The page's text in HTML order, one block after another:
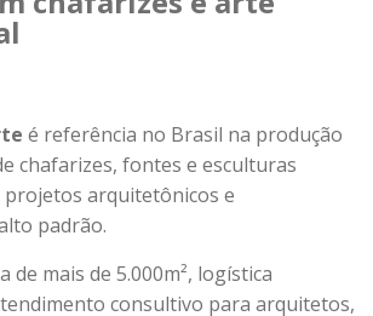
é referência no Brasil na produção
chafarizes, fontes e esculturas
arquitetônicos e
padrão.
de mais de 5.000m², logística
consultivo para arquitetos,